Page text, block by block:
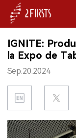
INICIO
EMPRESA
PRODUCTO
REGULACIÓN
IGNITE:
la Expo de
Sep.20.2024